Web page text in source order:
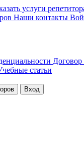
услуги
Наши контакты
статьи
Вход